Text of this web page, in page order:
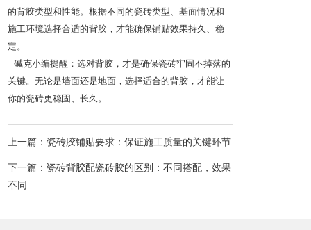
的背胶类型和性能。根据不同的瓷砖类型、基面情况和
施工环境选择合适的背胶，才能确保铺贴效果持久、稳
定。
碱克小编提醒：选对背胶，才是确保瓷砖牢固不掉落的
关键。无论是墙面还是地面，选择适合的背胶，才能让
你的瓷砖更稳固、长久。
上一篇：瓷砖胶铺贴要求：保证施工质量的关键环节
下一篇：瓷砖背胶配瓷砖胶的区别：不同搭配，效果
不同